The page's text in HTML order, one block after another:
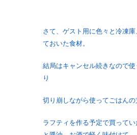
さて、ゲスト用に色々と冷凍
ておいた食材。
結局はキャンセル続きなので
り
切り崩しながら使ってごはんの
ラフティを作る予定で買って